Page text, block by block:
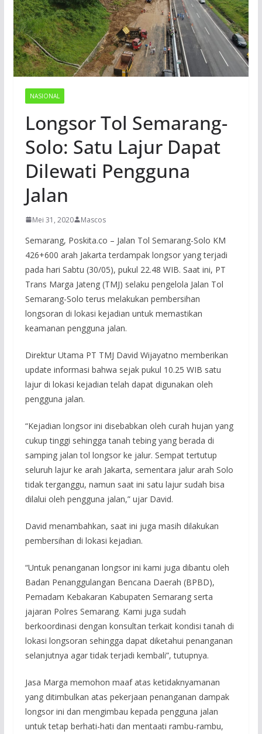
NASIONAL
Longsor Tol Semarang-
Solo: Satu Lajur Dapat
Dilewati Pengguna
Jalan
Mei 31, 2020 Mascos
Semarang, Poskita.co – Jalan Tol Semarang-Solo KM
426+600 arah Jakarta terdampak longsor yang terjadi
pada hari Sabtu (30/05), pukul 22.48 WIB. Saat ini, PT
Trans Marga Jateng (TMJ) selaku pengelola Jalan Tol
Semarang-Solo terus melakukan pembersihan
longsoran di lokasi kejadian untuk memastikan
keamanan pengguna jalan.
Direktur Utama PT TMJ David Wijayatno memberikan
update informasi bahwa sejak pukul 10.25 WIB satu
lajur di lokasi kejadian telah dapat digunakan oleh
pengguna jalan.
“Kejadian longsor ini disebabkan oleh curah hujan yang
cukup tinggi sehingga tanah tebing yang berada di
samping jalan tol longsor ke jalur. Sempat tertutup
seluruh lajur ke arah Jakarta, sementara jalur arah Solo
tidak terganggu, namun saat ini satu lajur sudah bisa
dilalui oleh pengguna jalan,” ujar David.
David menambahkan, saat ini juga masih dilakukan
pembersihan di lokasi kejadian.
“Untuk penanganan longsor ini kami juga dibantu oleh
Badan Penanggulangan Bencana Daerah (BPBD),
Pemadam Kebakaran Kabupaten Semarang serta
jajaran Polres Semarang. Kami juga sudah
berkoordinasi dengan konsultan terkait kondisi tanah di
lokasi longsoran sehingga dapat diketahui penanganan
selanjutnya agar tidak terjadi kembali”, tutupnya.
Jasa Marga memohon maaf atas ketidaknyamanan
yang ditimbulkan atas pekerjaan penanganan dampak
longsor ini dan mengimbau kepada pengguna jalan
untuk tetap berhati-hati dan mentaati rambu-rambu,